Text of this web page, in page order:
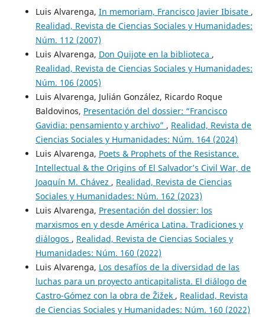
Luis Alvarenga, In memoriam, Francisco Javier Ibisate ,
Realidad, Revista de Ciencias Sociales y Humanidades:
Núm. 112 (2007)
Luis Alvarenga, Don Quijote en la biblioteca ,
Realidad, Revista de Ciencias Sociales y Humanidades:
Núm. 106 (2005)
Luis Alvarenga, Julián González, Ricardo Roque
Baldovinos, Presentación del dossier: “Francisco
Gavidia: pensamiento y archivo” , Realidad, Revista de
Ciencias Sociales y Humanidades: Núm. 164 (2024)
Luis Alvarenga, Poets & Prophets of the Resistance.
Intellectual & the Origins of El Salvador’s Civil War, de
Joaquín M. Chávez , Realidad, Revista de Ciencias
Sociales y Humanidades: Núm. 162 (2023)
Luis Alvarenga, Presentación del dossier: los
marxismos en y desde América Latina. Tradiciones y
diálogos , Realidad, Revista de Ciencias Sociales y
Humanidades: Núm. 160 (2022)
Luis Alvarenga, Los desafíos de la diversidad de las
luchas para un proyecto anticapitalista. El diálogo de
Castro-Gómez con la obra de Žižek , Realidad, Revista
de Ciencias Sociales y Humanidades: Núm. 160 (2022)